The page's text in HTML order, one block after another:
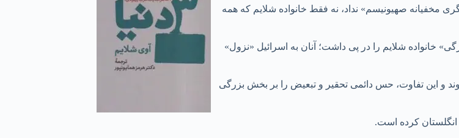
صهیونیسم» نداد، نه فقط خانواده شلایم که همه
خانواده شلایم را در پی داشت؛ آنان به اسرائیل «نزول»
و این تفاوت، حس دائمی تحقیر و تبعیض را بر بخش بزرگی
انگلستان کرده است.